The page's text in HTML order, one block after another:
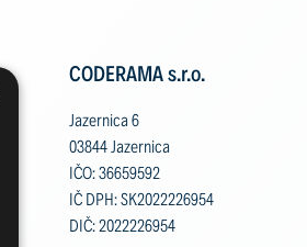
CODERAMA s.r.o.
Jazernica 6
03844 Jazernica
IČO: 36659592
IČ DPH: SK2022226954
DIČ: 2022226954